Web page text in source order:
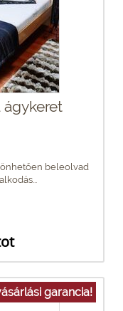
ágykeret
beleolvad
garancia!